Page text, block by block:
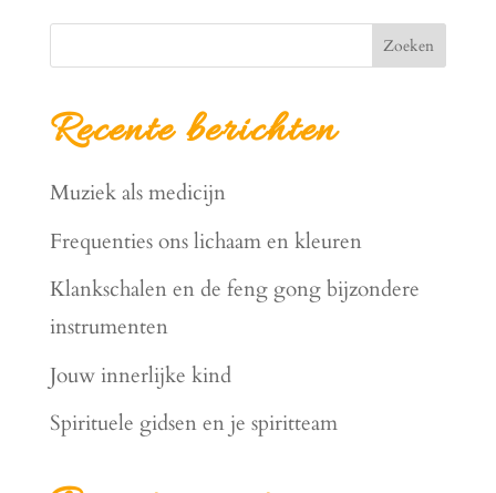
Zoeken
Recente berichten
Muziek als medicijn
Frequenties ons lichaam en kleuren
Klankschalen en de feng gong bijzondere
instrumenten
Jouw innerlijke kind
Spirituele gidsen en je spiritteam